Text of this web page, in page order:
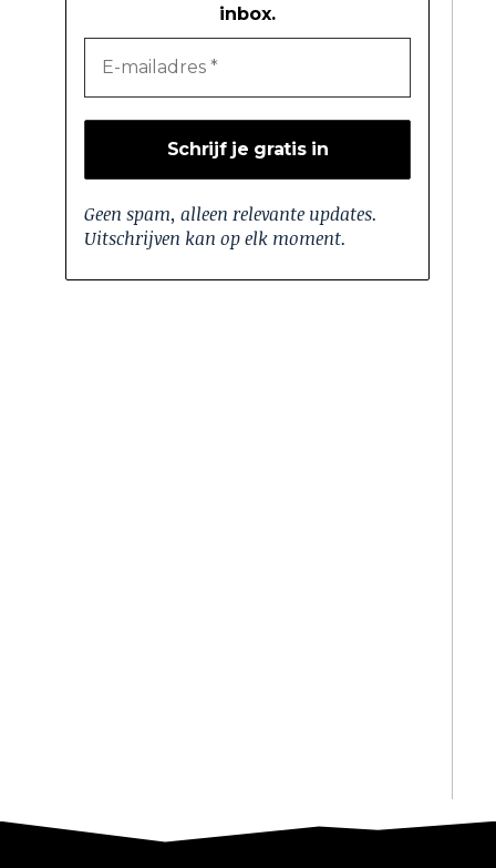
inbox.
Geen spam, alleen relevante updates.
Uitschrijven kan op elk moment.